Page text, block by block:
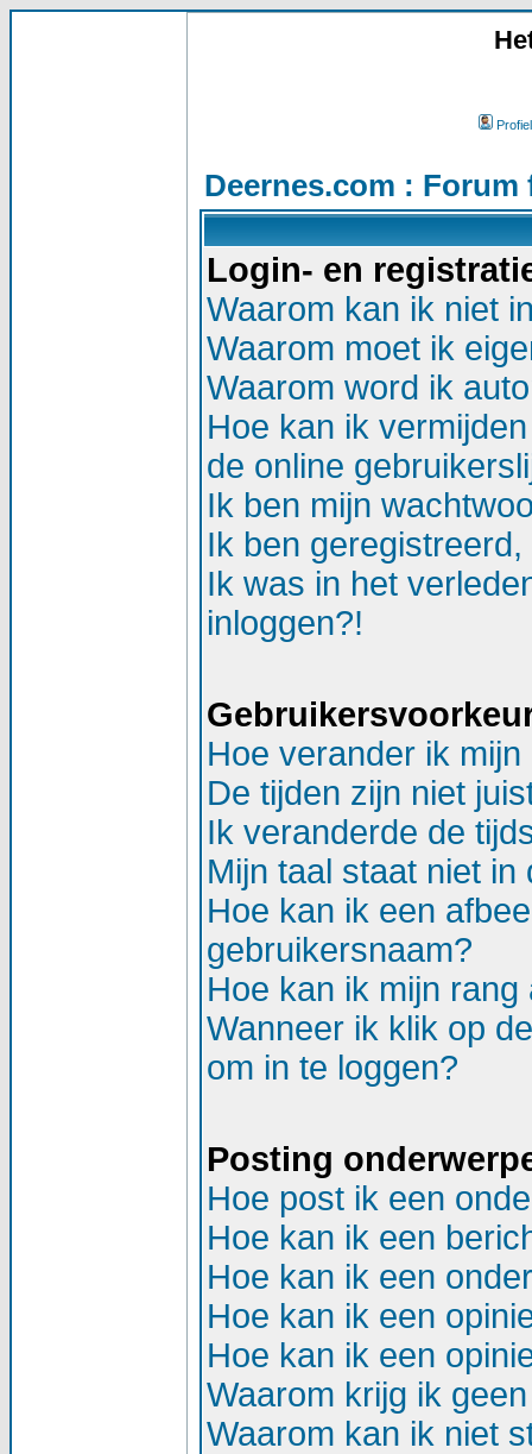
Profiel
Deernes.com :
Login- en
Waarom kan ik niet
Waarom moet ik
Waarom word ik
Hoe kan ik
de online
Ik ben mijn
Ik ben
Ik was in het
inloggen?!
Hoe verander ik
De tijden zijn niet
Ik veranderde de
Mijn taal staat niet in
Hoe kan ik een
gebruikersnaam?
Hoe kan ik mijn rang
Wanneer ik klik op
om in te loggen?
Posting
Hoe post ik een
Hoe kan ik een
Hoe kan ik een
Hoe kan ik een
Hoe kan ik een
Waarom krijg ik
Waarom kan ik niet